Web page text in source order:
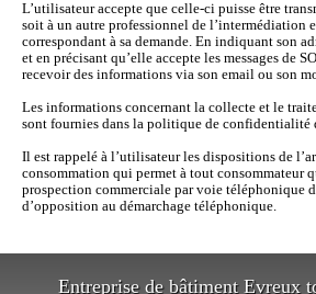
L’utilisateur accepte que celle-ci puisse être
soit à un autre professionnel de l’intermédiation
correspondant à sa demande. En indiquant son
et en précisant qu’elle accepte les messages de
recevoir des informations via son email ou son
Les informations concernant la collecte et le
sont fournies dans la politique de confidentialité
Il est rappelé à l’utilisateur les dispositions de
consommation qui permet à tout consommateur
prospection commerciale par voie téléphonique
d’opposition au démarchage téléphonique.
Entreprise de bâtiment Evreux